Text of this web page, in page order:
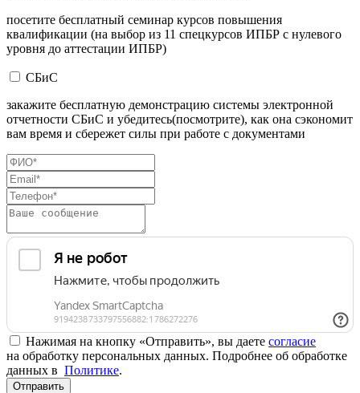
посетите бесплатный семинар курсов повышения
квалификации (на выбор из 11 спецкурсов ИПБР с нулевого
уровня до аттестации ИПБР)
СБиС
закажите бесплатную демонстрацию системы электронной
отчетности СБиС и убедитесь(посмотрите), как она сэкономит
вам время и сбережет силы при работе с документами
Нажимая на кнопку «Отправить», вы даете согласие
на обработку персональных данных. Подробнее об обработке
данных в Политике.
Отправить